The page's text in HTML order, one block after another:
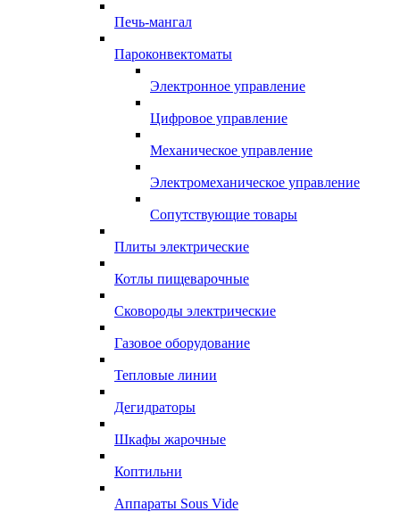
Печь-мангал
Пароконвектоматы
Электронное управление
Цифровое управление
Механическое управление
Электромеханическое управление
Сопутствующие товары
Плиты электрические
Котлы пищеварочные
Сковороды электрические
Газовое оборудование
Тепловые линии
Дегидраторы
Шкафы жарочные
Коптильни
Аппараты Sous Vide